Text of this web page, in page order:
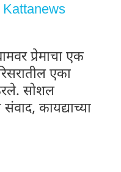
Kattanews
प्रेमाचा एक
एका
सोशल
कायद्याच्या